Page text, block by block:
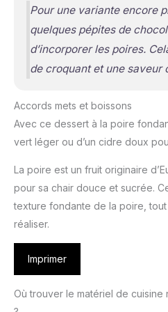
Pour une variante encore
quelques pépites de
d’incorporer les poires.
de croquant et une saveur
Accords mets et boissons
Avec ce dessert à la poire
vert léger ou d’un cidre doux
La poire est un fruit originaire
pour sa chair douce et sucrée.
texture fondante de la poire,
réaliser.
Imprimer
Où trouver le matériel de